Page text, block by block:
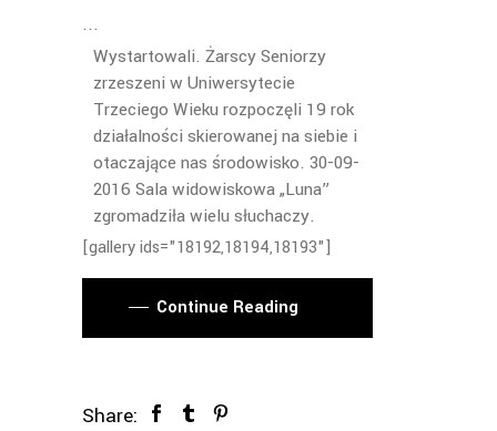
Wystartowali. Żarscy Seniorzy
zrzeszeni w Uniwersytecie
Trzeciego Wieku rozpoczęli 19 rok
działalności skierowanej na siebie i
otaczające nas środowisko. 30-09-
2016 Sala widowiskowa „Luna”
zgromadziła wielu słuchaczy.
[gallery ids="18192,18194,18193"]
Continue Reading
Share: